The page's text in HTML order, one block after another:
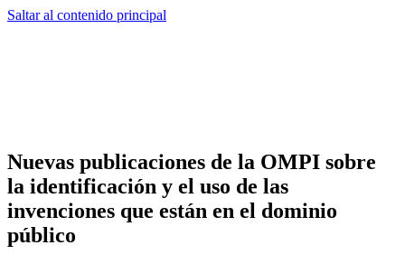
Saltar al contenido principal
Nuevas publicaciones de la OMPI sobre
la identificación y el uso de las
invenciones que están en el dominio
público